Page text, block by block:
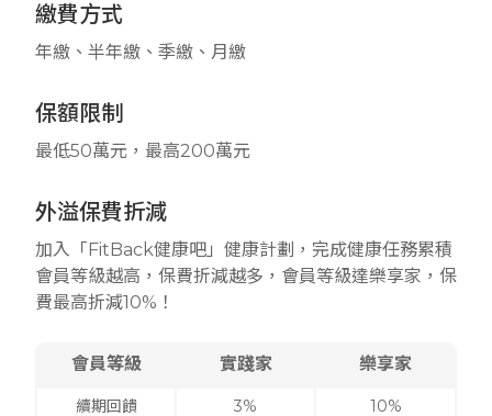
繳費方式
年繳、半年繳、季繳、月繳
保額限制
最低50萬元，最高200萬元
外溢保費折減
加入「FitBack健康吧」健康計劃，完成健康任務累積
會員等級越高，保費折減越多，會員等級達樂享家，保
費最高折減10%！
會員等級 實踐家 樂享家
續期回饋 3% 10%